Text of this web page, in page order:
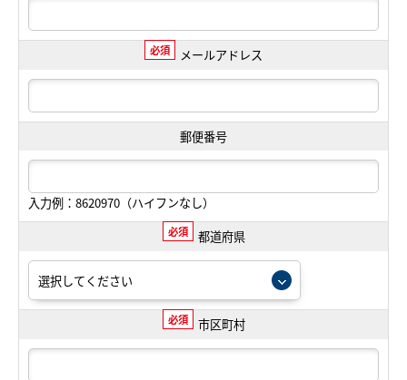
必須 メールアドレス
郵便番号
入力例：8620970（ハイフンなし）
必須 都道府県
必須 市区町村